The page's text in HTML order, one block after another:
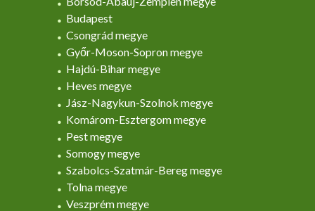
Budapest
Csongrád megye
Győr-Moson-Sopron megye
Hajdú-Bihar megye
Heves megye
Jász-Nagykun-Szolnok megye
Komárom-Esztergom megye
Pest megye
Somogy megye
Szabolcs-Szatmár-Bereg megye
Tolna megye
Veszprém megye